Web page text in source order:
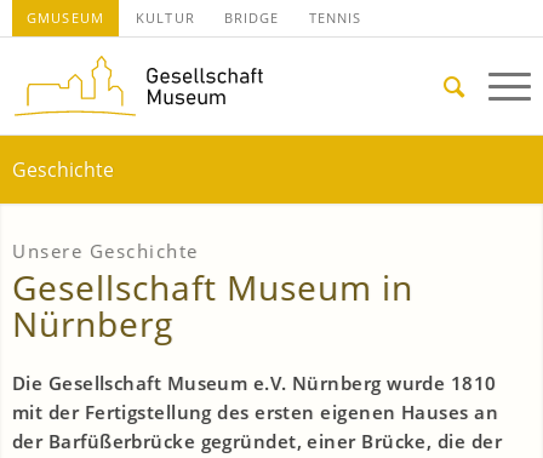
GMUSEUM KULTUR BRIDGE TENNIS
Geschichte
Unsere Geschichte
Gesellschaft Museum in
Nürnberg
Die Gesellschaft Museum e.V. Nürnberg wurde 1810
mit der Fertigstellung des ersten eigenen Hauses an
der Barfüßerbrücke gegründet, einer Brücke, die der